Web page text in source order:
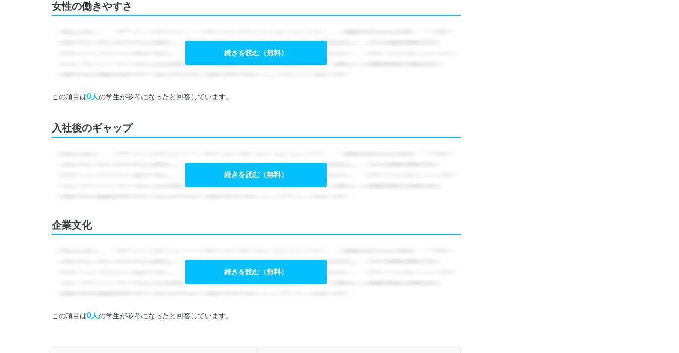
女性の働きやすさ
続きを読む（無料）
この項目は0人の学生が参考になったと回答しています。
入社後のギャップ
続きを読む（無料）
企業文化
続きを読む（無料）
この項目は0人の学生が参考になったと回答しています。